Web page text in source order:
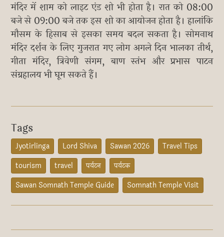
मंदिर में शाम को लाइट एंड शो भी होता है। रात को 08:00
बजे से 09:00 बजे तक इस शो का आयोजन होता है। हालांकि
मौसम के हिसाब से इसका समय बदल सकता है। सोमनाथ
मंदिर दर्शन के लिए गुजरात गए लोग अगले दिन भालका तीर्थ,
गीता मंदिर, त्रिवेणी संगम, बाण स्तंभ और प्रभास पाटन
संग्रहालय भी घूम सकते हैं।
Tags
Jyotirlinga Lord Shiva Sawan 2026
Travel Tips
tourism
travel पर्यटन
पर्यटक
Sawan Somnath Temple Guide
Somnath Temple Visit